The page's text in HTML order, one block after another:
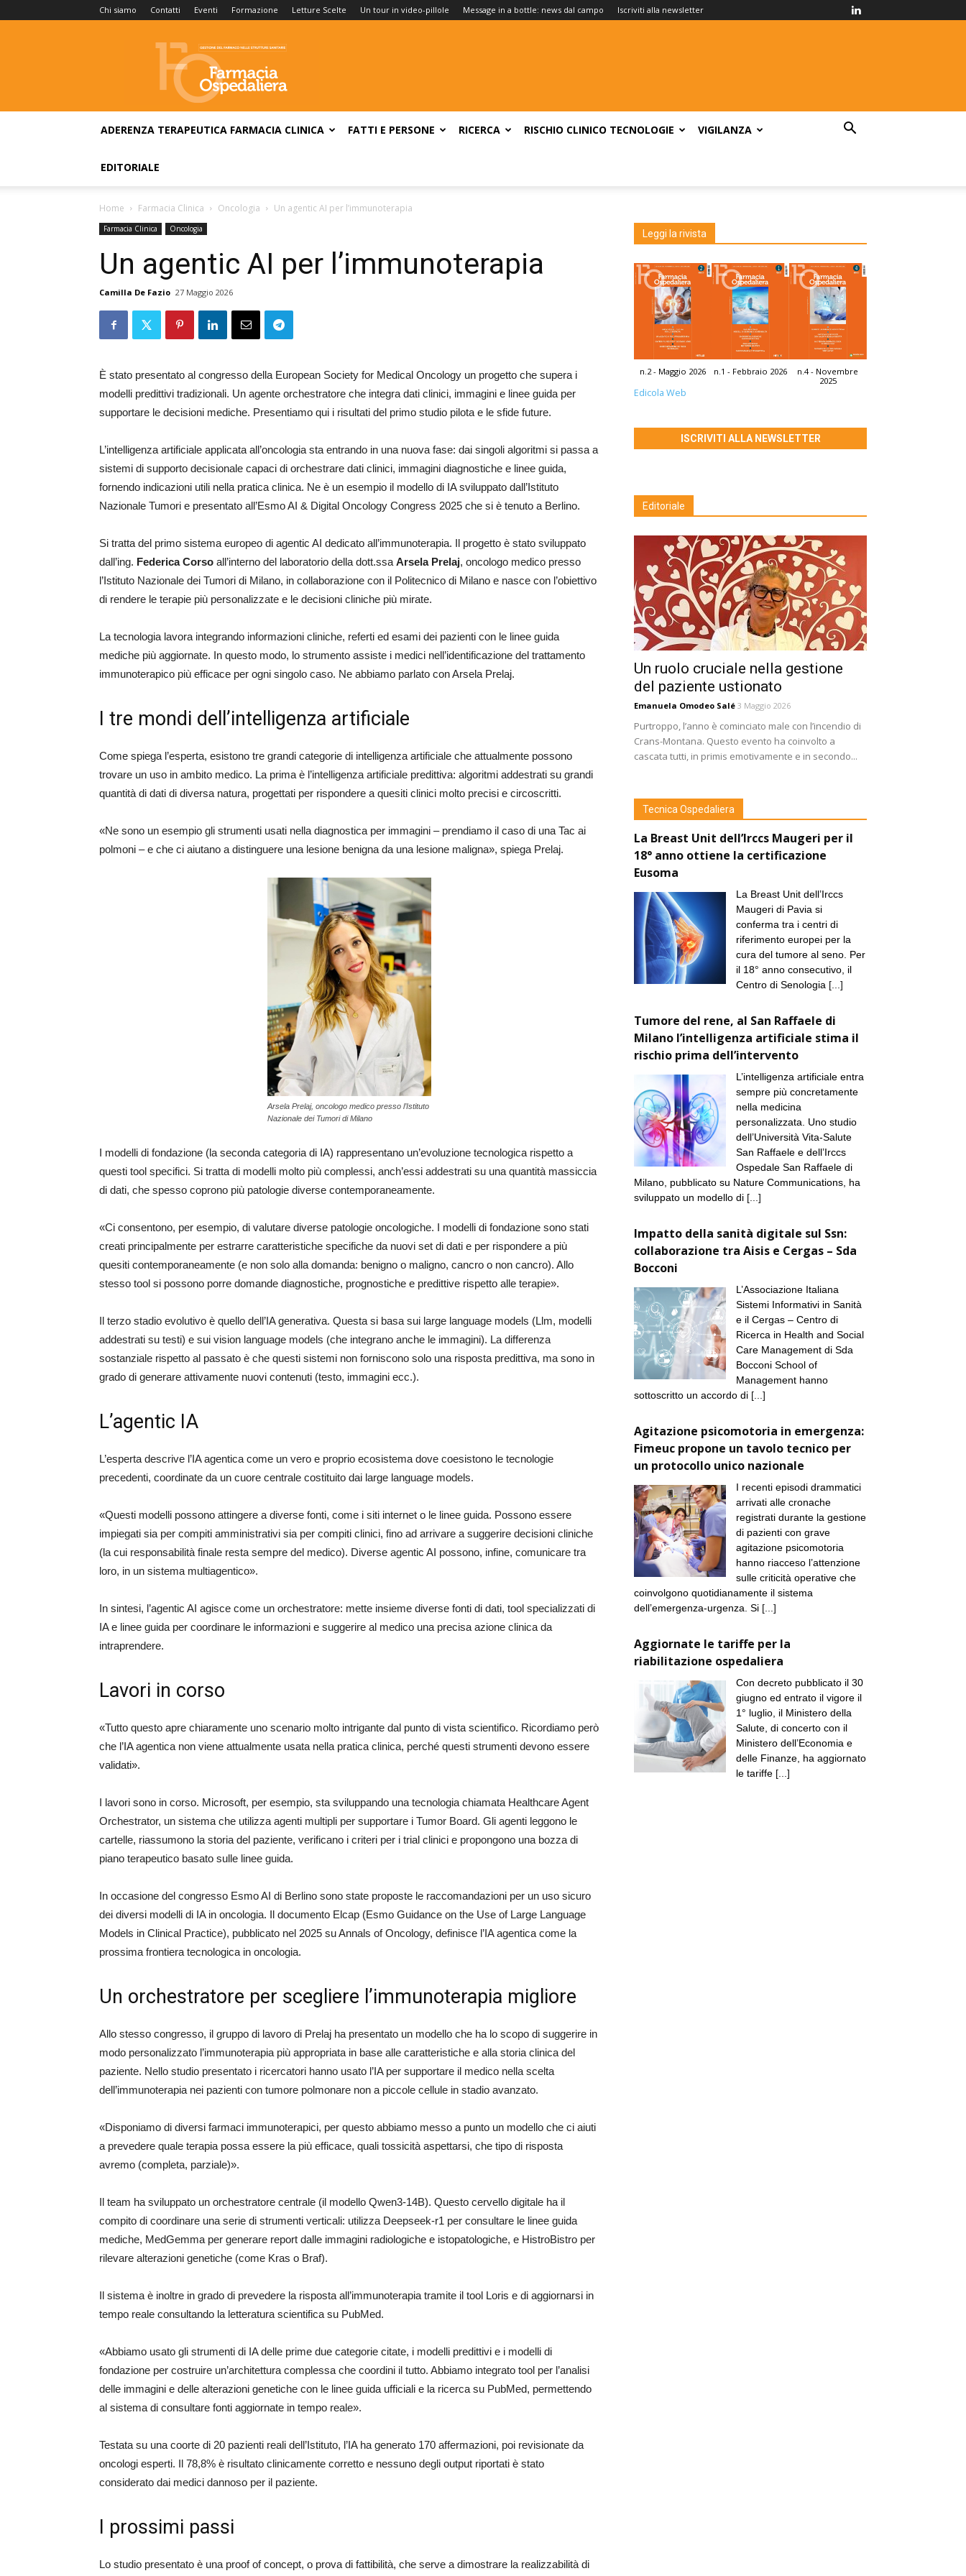
Chi siamo Contatti Eventi Formazione Letture Scelte Un tour in video-pillole Message in a bottle: news dal campo Iscriviti alla newsletter
Farmacia
Ospedaliera
ADERENZA TERAPEUTICA FARMACIA CLINICA FATTI E PERSONE RICERCA RISCHIO CLINICO TECNOLOGIE VIGILANZA
EDITORIALE
Home Farmacia Clinica Oncologia Un agentic AI per l’immunoterapia
Farmacia Clinica Oncologia
Un agentic AI per l’immunoterapia
Camilla De Fazio 27 Maggio 2026
È stato presentato al congresso della European Society for Medical Oncology un progetto che supera i
modelli predittivi tradizionali. Un agente orchestratore che integra dati clinici, immagini e linee guida per
supportare le decisioni mediche. Presentiamo qui i risultati del primo studio pilota e le sfide future.
L’intelligenza artificiale applicata all’oncologia sta entrando in una nuova fase: dai singoli algoritmi si passa a
sistemi di supporto decisionale capaci di orchestrare dati clinici, immagini diagnostiche e linee guida,
fornendo indicazioni utili nella pratica clinica. Ne è un esempio il modello di IA sviluppato dall’Istituto
Nazionale Tumori e presentato all’Esmo AI & Digital Oncology Congress 2025 che si è tenuto a Berlino.
Si tratta del primo sistema europeo di agentic AI dedicato all’immunoterapia. Il progetto è stato sviluppato
dall’ing. Federica Corso all’interno del laboratorio della dott.ssa Arsela Prelaj, oncologo medico presso
l’Istituto Nazionale dei Tumori di Milano, in collaborazione con il Politecnico di Milano e nasce con l’obiettivo
di rendere le terapie più personalizzate e le decisioni cliniche più mirate.
La tecnologia lavora integrando informazioni cliniche, referti ed esami dei pazienti con le linee guida
mediche più aggiornate. In questo modo, lo strumento assiste i medici nell’identificazione del trattamento
immunoterapico più efficace per ogni singolo caso. Ne abbiamo parlato con Arsela Prelaj.
I tre mondi dell’intelligenza artificiale
Come spiega l’esperta, esistono tre grandi categorie di intelligenza artificiale che attualmente possono
trovare un uso in ambito medico. La prima è l’intelligenza artificiale predittiva: algoritmi addestrati su grandi
quantità di dati di diversa natura, progettati per rispondere a quesiti clinici molto precisi e circoscritti.
«Ne sono un esempio gli strumenti usati nella diagnostica per immagini – prendiamo il caso di una Tac ai
polmoni – e che ci aiutano a distinguere una lesione benigna da una lesione maligna», spiega Prelaj.
Arsela Prelaj, oncologo medico presso l’Istituto
Nazionale dei Tumori di Milano
I modelli di fondazione (la seconda categoria di IA) rappresentano un’evoluzione tecnologica rispetto a
questi tool specifici. Si tratta di modelli molto più complessi, anch’essi addestrati su una quantità massiccia
di dati, che spesso coprono più patologie diverse contemporaneamente.
«Ci consentono, per esempio, di valutare diverse patologie oncologiche. I modelli di fondazione sono stati
creati principalmente per estrarre caratteristiche specifiche da nuovi set di dati e per rispondere a più
quesiti contemporaneamente (e non solo alla domanda: benigno o maligno, cancro o non cancro). Allo
stesso tool si possono porre domande diagnostiche, prognostiche e predittive rispetto alle terapie».
Il terzo stadio evolutivo è quello dell’IA generativa. Questa si basa sui large language models (Llm, modelli
addestrati su testi) e sui vision language models (che integrano anche le immagini). La differenza
sostanziale rispetto al passato è che questi sistemi non forniscono solo una risposta predittiva, ma sono in
grado di generare attivamente nuovi contenuti (testo, immagini ecc.).
L’agentic IA
L’esperta descrive l’IA agentica come un vero e proprio ecosistema dove coesistono le tecnologie
precedenti, coordinate da un cuore centrale costituito dai large language models.
«Questi modelli possono attingere a diverse fonti, come i siti internet o le linee guida. Possono essere
impiegati sia per compiti amministrativi sia per compiti clinici, fino ad arrivare a suggerire decisioni cliniche
(la cui responsabilità finale resta sempre del medico). Diverse agentic AI possono, infine, comunicare tra
loro, in un sistema multiagentico».
In sintesi, l’agentic AI agisce come un orchestratore: mette insieme diverse fonti di dati, tool specializzati di
IA e linee guida per coordinare le informazioni e suggerire al medico una precisa azione clinica da
intraprendere.
Lavori in corso
«Tutto questo apre chiaramente uno scenario molto intrigante dal punto di vista scientifico. Ricordiamo però
che l’IA agentica non viene attualmente usata nella pratica clinica, perché questi strumenti devono essere
validati».
I lavori sono in corso. Microsoft, per esempio, sta sviluppando una tecnologia chiamata Healthcare Agent
Orchestrator, un sistema che utilizza agenti multipli per supportare i Tumor Board. Gli agenti leggono le
cartelle, riassumono la storia del paziente, verificano i criteri per i trial clinici e propongono una bozza di
piano terapeutico basato sulle linee guida.
In occasione del congresso Esmo AI di Berlino sono state proposte le raccomandazioni per un uso sicuro
dei diversi modelli di IA in oncologia. Il documento Elcap (Esmo Guidance on the Use of Large Language
Models in Clinical Practice), pubblicato nel 2025 su Annals of Oncology, definisce l’IA agentica come la
prossima frontiera tecnologica in oncologia.
Un orchestratore per scegliere l’immunoterapia migliore
Allo stesso congresso, il gruppo di lavoro di Prelaj ha presentato un modello che ha lo scopo di suggerire in
modo personalizzato l’immunoterapia più appropriata in base alle caratteristiche e alla storia clinica del
paziente. Nello studio presentato i ricercatori hanno usato l’IA per supportare il medico nella scelta
dell’immunoterapia nei pazienti con tumore polmonare non a piccole cellule in stadio avanzato.
«Disponiamo di diversi farmaci immunoterapici, per questo abbiamo messo a punto un modello che ci aiuti
a prevedere quale terapia possa essere la più efficace, quali tossicità aspettarsi, che tipo di risposta
avremo (completa, parziale)».
Il team ha sviluppato un orchestratore centrale (il modello Qwen3-14B). Questo cervello digitale ha il
compito di coordinare una serie di strumenti verticali: utilizza Deepseek-r1 per consultare le linee guida
mediche, MedGemma per generare report dalle immagini radiologiche e istopatologiche, e HistroBistro per
rilevare alterazioni genetiche (come Kras o Braf).
Il sistema è inoltre in grado di prevedere la risposta all’immunoterapia tramite il tool Loris e di aggiornarsi in
tempo reale consultando la letteratura scientifica su PubMed.
«Abbiamo usato gli strumenti di IA delle prime due categorie citate, i modelli predittivi e i modelli di
fondazione per costruire un’architettura complessa che coordini il tutto. Abbiamo integrato tool per l’analisi
delle immagini e delle alterazioni genetiche con le linee guida ufficiali e la ricerca su PubMed, permettendo
al sistema di consultare fonti aggiornate in tempo reale».
Testata su una coorte di 20 pazienti reali dell’Istituto, l’IA ha generato 170 affermazioni, poi revisionate da
oncologi esperti. Il 78,8% è risultato clinicamente corretto e nessuno degli output riportati è stato
considerato dai medici dannoso per il paziente.
I prossimi passi
Lo studio presentato è una proof of concept, o prova di fattibilità, che serve a dimostrare la realizzabilità di
Leggi la rivista
n.2 - Maggio 2026 n.1 - Febbraio 2026
n.4 - Novembre
2025
Edicola Web
ISCRIVITI ALLA NEWSLETTER
Editoriale
Un ruolo cruciale nella gestione
del paziente ustionato
Emanuela Omodeo Salé 3 Maggio 2026
Purtroppo, l’anno è cominciato male con l’incendio di
Crans-Montana. Questo evento ha coinvolto a
cascata tutti, in primis emotivamente e in secondo...
Tecnica Ospedaliera
La Breast Unit dell’Irccs Maugeri per il
18° anno ottiene la certificazione
Eusoma
La Breast Unit dell’Irccs
Maugeri di Pavia si
conferma tra i centri di
riferimento europei per la
cura del tumore al seno. Per
il 18° anno consecutivo, il
Centro di Senologia [...]
Tumore del rene, al San Raffaele di
Milano l’intelligenza artificiale stima il
rischio prima dell’intervento
L’intelligenza artificiale entra
sempre più concretamente
nella medicina
personalizzata. Uno studio
dell’Università Vita-Salute
San Raffaele e dell’Irccs
Ospedale San Raffaele di
Milano, pubblicato su Nature Communications, ha
sviluppato un modello di [...]
Impatto della sanità digitale sul Ssn:
collaborazione tra Aisis e Cergas – Sda
Bocconi
L’Associazione Italiana
Sistemi Informativi in Sanità
e il Cergas – Centro di
Ricerca in Health and Social
Care Management di Sda
Bocconi School of
Management hanno
sottoscritto un accordo di [...]
Agitazione psicomotoria in emergenza:
Fimeuc propone un tavolo tecnico per
un protocollo unico nazionale
I recenti episodi drammatici
arrivati alle cronache
registrati durante la gestione
di pazienti con grave
agitazione psicomotoria
hanno riacceso l’attenzione
sulle criticità operative che
coinvolgono quotidianamente il sistema
dell’emergenza-urgenza. Si [...]
Aggiornate le tariffe per la
riabilitazione ospedaliera
Con decreto pubblicato il 30
giugno ed entrato il vigore il
1° luglio, il Ministero della
Salute, di concerto con il
Ministero dell’Economia e
delle Finanze, ha aggiornato
le tariffe [...]